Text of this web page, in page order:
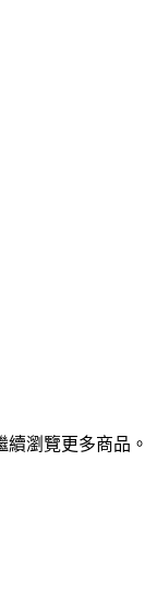
瀏覽更多商品。